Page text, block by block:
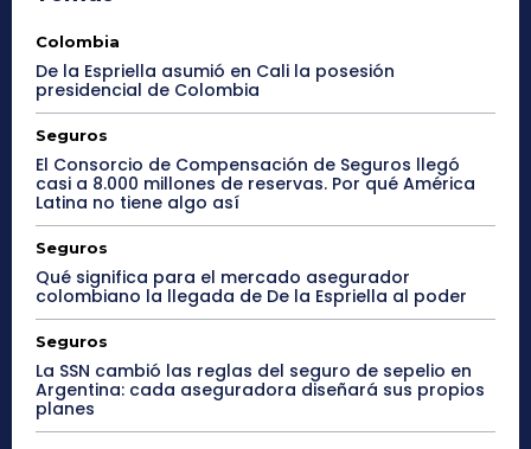
Colombia
De la Espriella asumió en Cali la posesión
presidencial de Colombia
Seguros
El Consorcio de Compensación de Seguros llegó
casi a 8.000 millones de reservas. Por qué América
Latina no tiene algo así
Seguros
Qué significa para el mercado asegurador
colombiano la llegada de De la Espriella al poder
Seguros
La SSN cambió las reglas del seguro de sepelio en
Argentina: cada aseguradora diseñará sus propios
planes